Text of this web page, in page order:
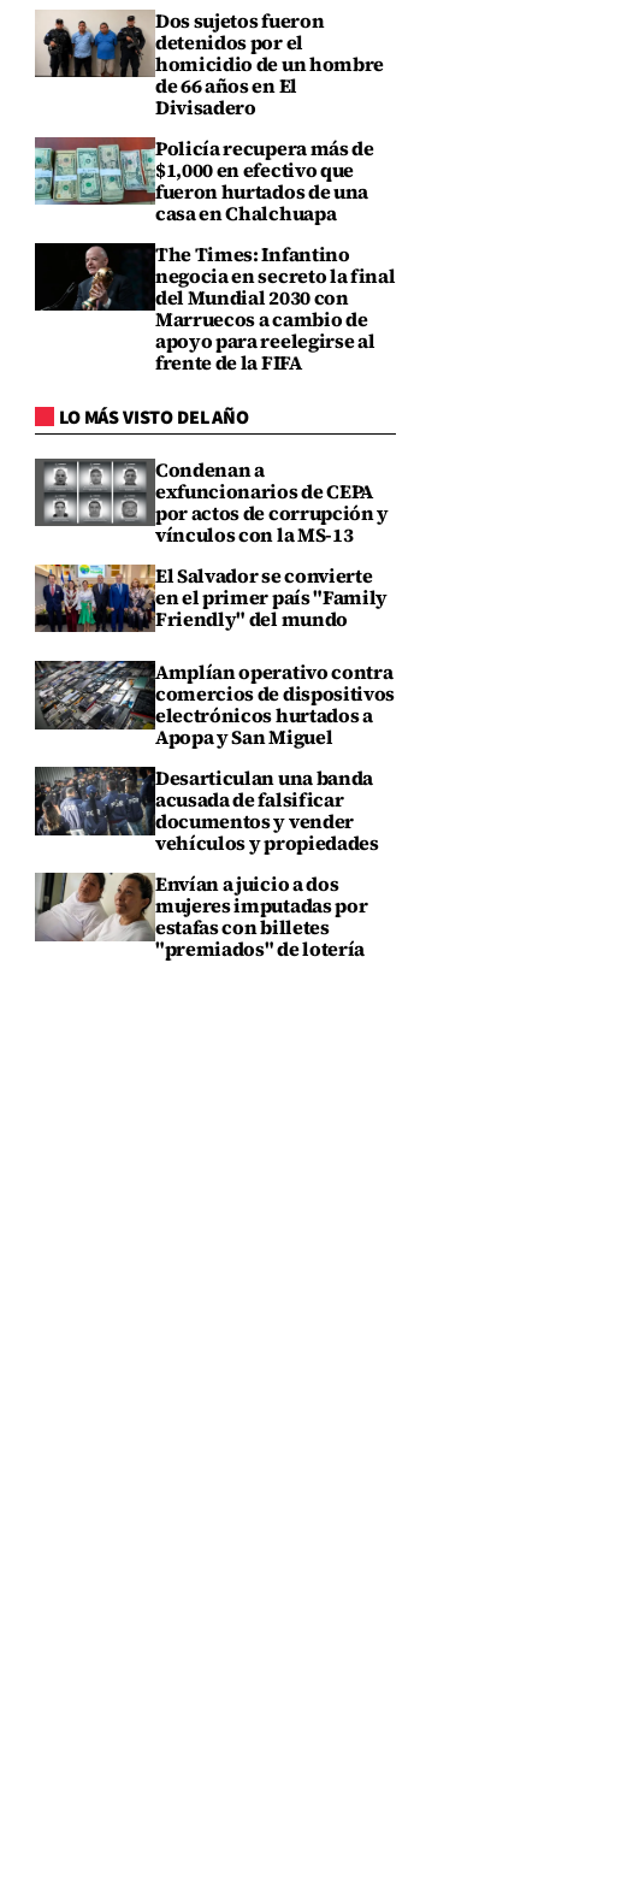
Dos sujetos fueron
detenidos por el
homicidio de un hombre
de 66 años en El
Divisadero
Policía recupera más de
$1,000 en efectivo que
fueron hurtados de una
casa en Chalchuapa
The Times: Infantino
negocia en secreto la final
del Mundial 2030 con
Marruecos a cambio de
apoyo para reelegirse al
frente de la FIFA
LO MÁS VISTO DEL AÑO
Condenan a
exfuncionarios de CEPA
por actos de corrupción y
vínculos con la MS-13
El Salvador se convierte
en el primer país "Family
Friendly" del mundo
Amplían operativo contra
comercios de dispositivos
electrónicos hurtados a
Apopa y San Miguel
Desarticulan una banda
acusada de falsificar
documentos y vender
vehículos y propiedades
Envían a juicio a dos
mujeres imputadas por
estafas con billetes
"premiados" de lotería